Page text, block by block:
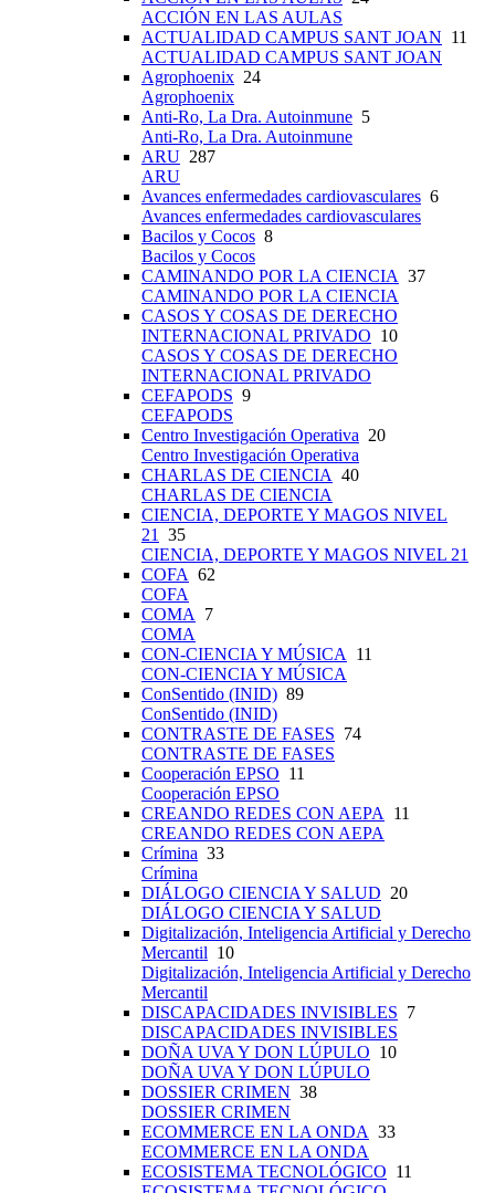
ACCIÓN EN LAS AULAS
ACTUALIDAD CAMPUS SANT JOAN 11
ACTUALIDAD CAMPUS SANT JOAN
Agrophoenix 24
Agrophoenix
Anti-Ro, La Dra. Autoinmune 5
Anti-Ro, La Dra. Autoinmune
ARU 287
ARU
Avances enfermedades cardiovasculares 6
Avances enfermedades cardiovasculares
Bacilos y Cocos 8
Bacilos y Cocos
CAMINANDO POR LA CIENCIA 37
CAMINANDO POR LA CIENCIA
CASOS Y COSAS DE DERECHO
INTERNACIONAL PRIVADO 10
CASOS Y COSAS DE DERECHO
INTERNACIONAL PRIVADO
CEFAPODS 9
CEFAPODS
Centro Investigación Operativa 20
Centro Investigación Operativa
CHARLAS DE CIENCIA 40
CHARLAS DE CIENCIA
CIENCIA, DEPORTE Y MAGOS NIVEL
21
35
CIENCIA, DEPORTE Y MAGOS NIVEL 21
COFA 62
COFA
COMA
7
COMA
CON-CIENCIA Y MÚSICA
11
CON-CIENCIA Y MÚSICA
ConSentido (INID) 89
ConSentido (INID)
CONTRASTE DE FASES 74
CONTRASTE DE FASES
Cooperación EPSO 11
Cooperación EPSO
CREANDO REDES CON AEPA
11
CREANDO REDES CON AEPA
Crímina 33
Crímina
DIÁLOGO CIENCIA Y SALUD 20
DIÁLOGO CIENCIA Y SALUD
Digitalización, Inteligencia Artificial y Derecho
Mercantil 10
Digitalización, Inteligencia Artificial y Derecho
Mercantil
DISCAPACIDADES INVISIBLES 7
DISCAPACIDADES INVISIBLES
DOÑA UVA Y DON LÚPULO 10
DOÑA UVA Y DON LÚPULO
DOSSIER CRIMEN 38
DOSSIER CRIMEN
ECOMMERCE EN LA ONDA 33
ECOMMERCE EN LA ONDA
ECOSISTEMA TECNOLÓGICO 11